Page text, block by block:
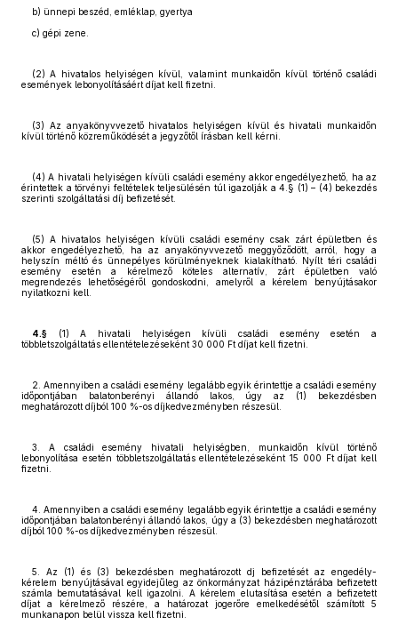
b) ünnepi beszéd, emléklap, gyertya
c) gépi zene.
(2) A hivatalos helyiségen kívül, valamint munkaidőn kívül történő családi
események lebonyolításáért díjat kell fizetni.
(3) Az anyakönyvvezető hivatalos helyiségen kívül és hivatali munkaidőn
kívül történő közreműködését a jegyzőtől írásban kell kérni.
(4) A hivatali helyiségen kívüli családi esemény akkor engedélyezhető, ha az
érintettek a törvényi feltételek teljesülésén túl igazolják a 4.§ (1) – (4) bekezdés
szerinti szolgáltatási díj befizetését.
(5) A hivatalos helyiségen kívüli családi esemény csak zárt épületben és
akkor engedélyezhető, ha az anyakönyvvezető meggyőződött, arról, hogy a
helyszín méltó és ünnepélyes körülményeknek kialakítható. Nyílt téri családi
esemény esetén a kérelmező köteles alternatív, zárt épületben való
megrendezés lehetőségéről gondoskodni, amelyről a kérelem benyújtásakor
nyilatkozni kell.
4.§ (1) A hivatali helyiségen kívüli családi esemény esetén a
többletszolgáltatás ellentételezéseként 30 000 Ft díjat kell fizetni.
2. Amennyiben a családi esemény legalább egyik érintettje a családi esemény
időpontjában balatonberényi állandó lakos, úgy az (1) bekezdésben
meghatározott díjból 100 %-os díjkedvezményben részesül.
3. A családi esemény hivatali helyiségben, munkaidőn kívül történő
lebonyolítása esetén többletszolgáltatás ellentételezéseként 15 000 Ft díjat kell
fizetni.
4. Amennyiben a családi esemény legalább egyik érintettje a családi esemény
időpontjában balatonberényi állandó lakos, úgy a (3) bekezdésben meghatározott
díjból 100 %-os díjkedvezményben részesül.
5. Az (1) és (3) bekezdésben meghatározott dj befizetését az engedély-
kérelem benyújtásával egyidejűleg az önkormányzat házipénztárába befizetett
számla bemutatásával kell igazolni. A kérelem elutasítása esetén a befizetett
díjat a kérelmező részére, a határozat jogerőre emelkedésétől számított 5
munkanapon belül vissza kell fizetni.